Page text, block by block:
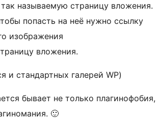
называемую страницу вложения.
попасть на неё нужно ссылку
изображения
вложения.
и стандартных галерей WP)
бывает не только плагинофобия,
🙂